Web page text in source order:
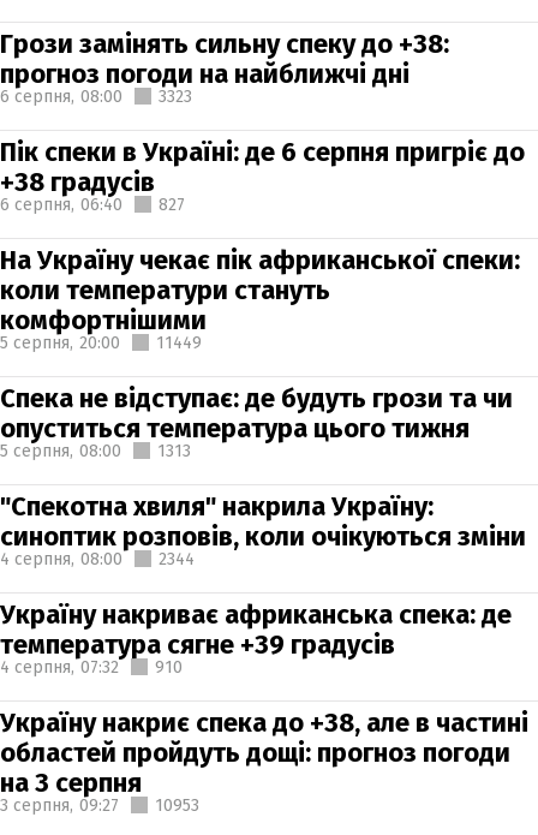
Грози замінять сильну спеку до +38:
прогноз погоди на найближчі дні
6 серпня, 08:00 3323
Пік спеки в Україні: де 6 серпня пригріє до
+38 градусів
6 серпня, 06:40 827
На Україну чекає пік африканської спеки:
коли температури стануть
комфортнішими
5 серпня, 20:00 11449
Спека не відступає: де будуть грози та чи
опуститься температура цього тижня
5 серпня, 08:00 1313
"Спекотна хвиля" накрила Україну:
синоптик розповів, коли очікуються зміни
4 серпня, 08:00 2344
Україну накриває африканська спека: де
температура сягне +39 градусів
4 серпня, 07:32 910
Україну накриє спека до +38, але в частині
областей пройдуть дощі: прогноз погоди
на 3 серпня
3 серпня, 09:27 10953